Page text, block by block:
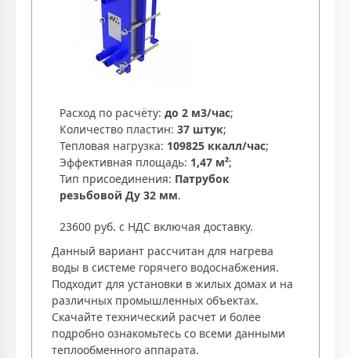
Расход по расчёту: до 2 м3/час;
Количество пластин: 37 штук;
Тепловая нагрузка: 109825 ккалл/час;
Эффективная площадь: 1,47 м²;
Тип присоединения: Патрубок
резьбовой Ду 32 мм.
23600 руб. с НДС включая доставку.
Данный вариант рассчитан для нагрева
воды в системе горячего водоснабжения.
Подходит для установки в жилых домах и на
различных промышленных объектах.
Скачайте технический расчет и более
подробно ознакомьтесь со всеми данными
теплообменного аппарата.